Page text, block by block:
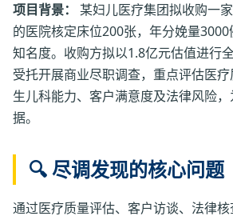
项目背景：
某妇儿医疗集团拟收购一
的医院核定床位200张，年分娩量
知名度。收购方拟以1.8亿元估值进行
受托开展商业尽职调查，重点评估医
生儿科能力、客户满意度及法律风险
据。
🔍 尽调发现的核心问题
通过医疗质量评估、客户访谈、法律